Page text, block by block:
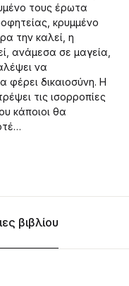
τους έρωτα
κρυμμένο
την καλεί, η
ανάμεσα σε μαγεία,
να
φέρει δικαιοσύνη. Η
τις ισορροπίες
κάποιοι θα
βιβλίου